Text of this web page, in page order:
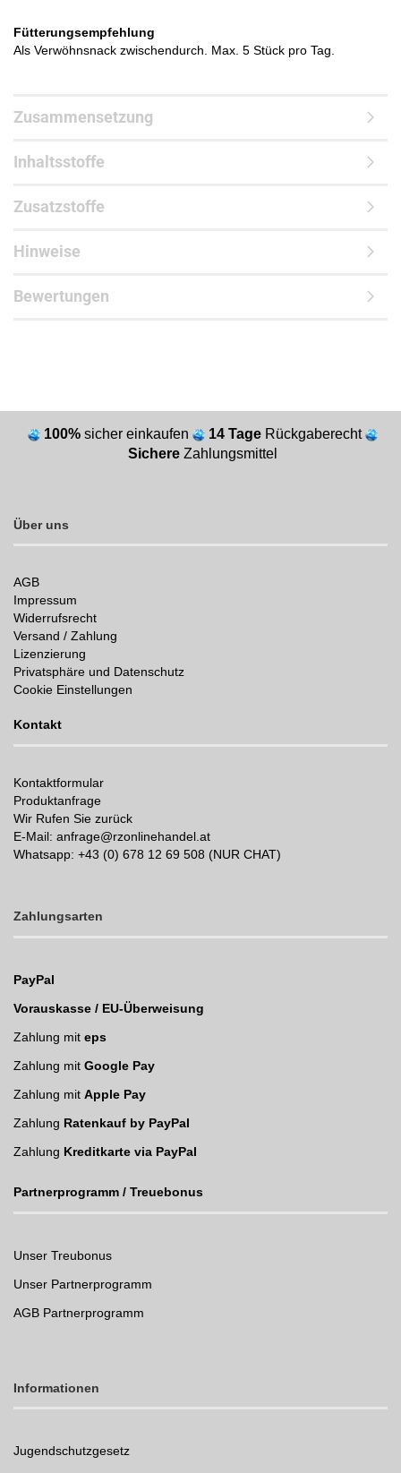
Fütterungsempfehlung
Als Verwöhnsnack zwischendurch. Max. 5 Stück pro Tag.
Zusammensetzung
Inhaltsstoffe
Zusatzstoffe
Hinweise
Bewertungen
100% sicher einkaufen 14 Tage Rückgaberecht
Sichere Zahlungsmittel
Über uns
AGB
Impressum
Widerrufsrecht
Versand / Zahlung
Lizenzierung
Privatsphäre und Datenschutz
Cookie Einstellungen
Kontakt
Kontaktformular
Produktanfrage
Wir Rufen Sie zurück
E-Mail: anfrage@rzonlinehandel.at
Whatsapp: +43 (0) 678 12 69 508 (NUR CHAT)
Zahlungsarten
PayPal
Vorauskasse / EU-Überweisung
Zahlung mit eps
Zahlung mit Google Pay
Zahlung mit Apple Pay
Zahlung Ratenkauf by PayPal
Zahlung Kreditkarte via PayPal
Partnerprogramm / Treuebonus
Unser Treubonus
Unser Partnerprogramm
AGB Partnerprogramm
Informationen
Jugendschutzgesetz